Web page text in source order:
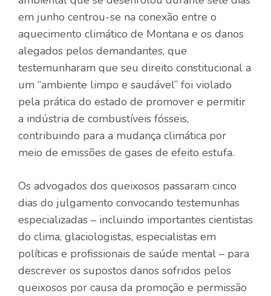
em junho centrou-se na conexão entre o
aquecimento climático de Montana e os danos
alegados pelos demandantes, que
testemunharam que seu direito constitucional a
um “ambiente limpo e saudável” foi violado
pela prática do estado de promover e permitir
a indústria de combustíveis fósseis,
contribuindo para a mudança climática por
meio de emissões de gases de efeito estufa.
Os advogados dos queixosos passaram cinco
dias do julgamento convocando testemunhas
especializadas – incluindo importantes cientistas
do clima, glaciologistas, especialistas em
políticas e profissionais de saúde mental – para
descrever os supostos danos sofridos pelos
queixosos por causa da promoção e permissão